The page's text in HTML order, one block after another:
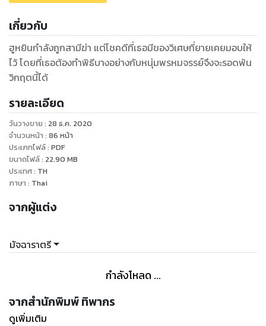
เกี่ยวกับ
ฮูหยินกำลังถูกสามีฆ่า แต่โชคดีที่เธอมีของวิเศษที่ยายเคยมอบให้
ไว้ โดยที่เธอต้องทำพิธีบางอย่างกับหนุ่มพรหมจรรย์จึงจะรอดพ้น
วิกฤตนี้ได้
รายละเอียด
วันวางขาย : 28 ธ.ค. 2020
จำนวนหน้า : 86 หน้า
ประเภทไฟล์: PDF
ขนาดไฟล์: 22.90 MB
ประเทศ: TH
ภาษา : Thai
จากผู้แต่ง
มัจฉาราตรี
กำลังโหลด ...
จากสำนักพิมพ์ ทิพากร
ดูเพิ่มเติม